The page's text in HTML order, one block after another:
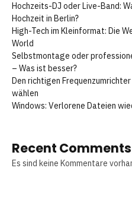
Hochzeits-DJ oder Live-Band:
Hochzeit in Berlin?
High-Tech im Kleinformat: Die
World
Selbstmontage oder
– Was ist besser?
Den richtigen
wählen
Windows: Verlorene Dateien
Recent Comments
Es sind keine Kommentare